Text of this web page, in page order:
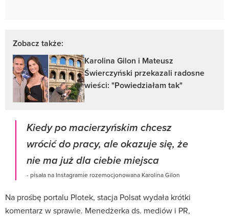
Zobacz także:
Karolina Gilon i Mateusz
Świerczyński przekazali radosne
wieści: "Powiedziałam tak"
Kiedy po macierzyńskim chcesz
wrócić do pracy, ale okazuje się, że
nie ma już dla ciebie miejsca
- pisała na Instagramie rozemocjonowana Karolina Gilon
Na prośbę portalu Plotek, stacja Polsat wydała krótki
komentarz w sprawie. Menedżerka ds. mediów i PR,